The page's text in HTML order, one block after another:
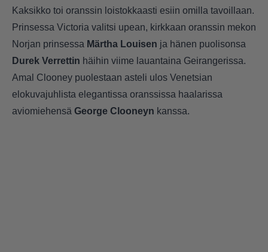
Kaksikko toi oranssin loistokkaasti esiin omilla tavoillaan.
Prinsessa Victoria valitsi upean, kirkkaan oranssin mekon
Norjan prinsessa Märtha Louisen ja hänen puolisonsa
Durek Verrettin häihin viime lauantaina Geirangerissa.
Amal Clooney puolestaan asteli ulos Venetsian
elokuvajuhlista elegantissa oranssissa haalarissa
aviomiehensä George Clooneyn kanssa.